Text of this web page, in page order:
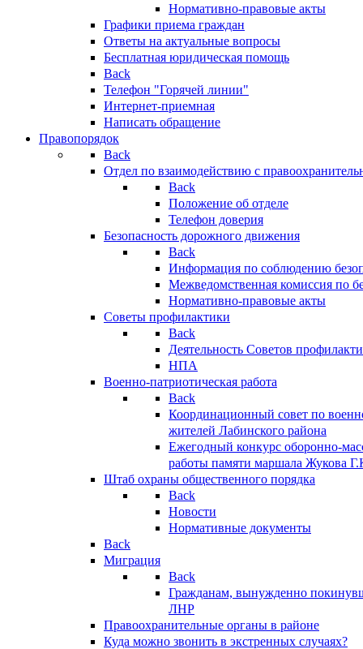
Нормативно-правовые акты
Графики приема граждан
Ответы на актуальные вопросы
Бесплатная юридическая помощь
Back
Телефон "Горячей линии"
Интернет-приемная
Написать обращение
Правопорядок
Back
Отдел по взаимодействию с
Back
Положение об отделе
Телефон доверия
Безопасность дорожного движения
Back
Информация по соблюдению
Межведомственная комиссия по
Нормативно-правовые акты
Советы профилактики
Back
Деятельность Советов
НПА
Военно-патриотическая работа
Back
Координационный совет по
жителей Лабинского района
Ежегодный конкурс оборонно-
работы памяти маршала Жукова
Штаб охраны общественного порядка
Back
Новости
Нормативные документы
Back
Миграция
Back
Гражданам, вынужденно
ЛНР
Правоохранительные органы в районе
Куда можно звонить в экстренных случаях?